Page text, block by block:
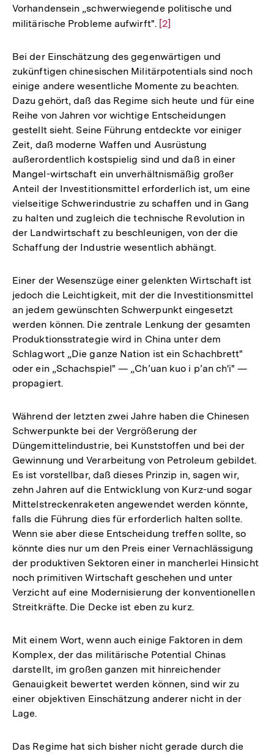
Vorhandensein „schwerwiegende politische und
militärische Probleme aufwirft". Zur
der
Fußnote
[2]
Bei der Einschätzung des gegenwärtigen und
zukünftigen chinesischen Militärpotentials sind noch
einige andere wesentliche Momente zu beachten.
Dazu gehört, daß das Regime sich heute und für eine
Reihe von Jahren vor wichtige Entscheidungen
gestellt sieht. Seine Führung entdeckte vor einiger
Zeit, daß moderne Waffen und Ausrüstung
außerordentlich kostspielig sind und daß in einer
Mangel-wirtschaft ein unverhältnismäßig großer
Anteil der Investitionsmittel erforderlich ist, um eine
vielseitige Schwerindustrie zu schaffen und in Gang
zu halten und zugleich die technische Revolution in
der Landwirtschaft zu beschleunigen, von der die
Schaffung der Industrie wesentlich abhängt.
Einer der Wesenszüge einer gelenkten Wirtschaft ist
jedoch die Leichtigkeit, mit der die Investitionsmittel
an jedem gewünschten Schwerpunkt eingesetzt
werden können. Die zentrale Lenkung der gesamten
Produktionsstrategie wird in China unter dem
Schlagwort „Die ganze Nation ist ein Schachbrett"
oder ein „Schachspiel" — „Ch’uan kuo i p’an ch'i" —
propagiert.
Während der letzten zwei Jahre haben die Chinesen
Schwerpunkte bei der Vergrößerung der
Düngemittelindustrie, bei Kunststoffen und bei der
Gewinnung und Verarbeitung von Petroleum gebildet.
Es ist vorstellbar, daß dieses Prinzip in, sagen wir,
zehn Jahren auf die Entwicklung von Kurz-und sogar
Mittelstreckenraketen angewendet werden könnte,
falls die Führung dies für erforderlich halten sollte.
Wenn sie aber diese Entscheidung treffen sollte, so
könnte dies nur um den Preis einer Vernachlässigung
der produktiven Sektoren einer in mancherlei Hinsicht
noch primitiven Wirtschaft geschehen und unter
Verzicht auf eine Modernisierung der konventionellen
Streitkräfte. Die Decke ist eben zu kurz.
Mit einem Wort, wenn auch einige Faktoren in dem
Komplex, der das militärische Potential Chinas
darstellt, im großen ganzen mit hinreichender
Genauigkeit bewertet werden können, sind wir zu
einer objektiven Einschätzung anderer nicht in der
Lage.
Das Regime hat sich bisher nicht gerade durch die